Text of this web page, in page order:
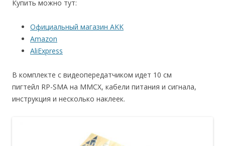
Купить можно тут:
Официальный магазин AKK
Amazon
AliExpress
В комплекте с видеопередатчиком идет 10 см
пигтейл RP-SMA на MMCX, кабели питания и сигнала,
инструкция и несколько наклеек.